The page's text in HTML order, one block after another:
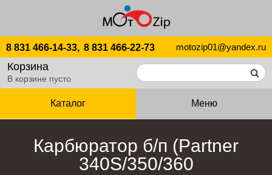
8 831 466-14-33, 8 831 466-22-73 motozip01@yandex.ru
Корзина
В корзине пусто
Каталог Меню
Карбюратор б/п (Partner
340S/350/360